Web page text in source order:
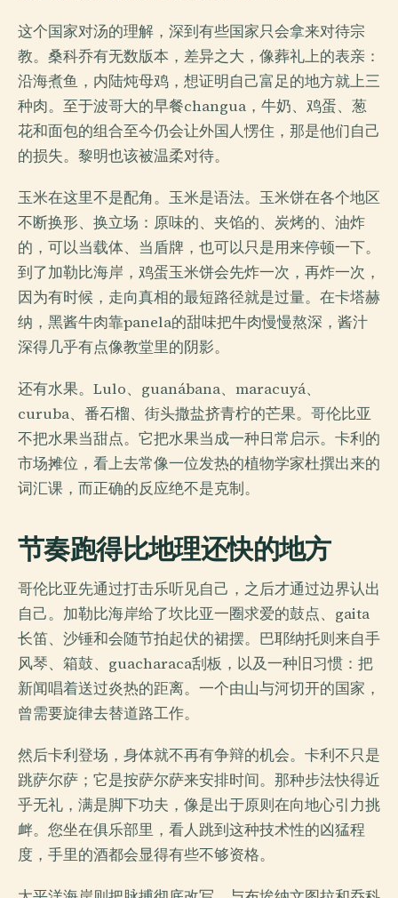
这个国家对汤的理解，深到有些国家只会拿来对待宗
教。桑科乔有无数版本，差异之大，像葬礼上的表亲：
沿海煮鱼，内陆炖母鸡，想证明自己富足的地方就上三
种肉。至于波哥大的早餐changua，牛奶、鸡蛋、葱
花和面包的组合至今仍会让外国人愣住，那是他们自己
的损失。黎明也该被温柔对待。
玉米在这里不是配角。玉米是语法。玉米饼在各个地区
不断换形、换立场：原味的、夹馅的、炭烤的、油炸
的，可以当载体、当盾牌，也可以只是用来停顿一下。
到了加勒比海岸，鸡蛋玉米饼会先炸一次，再炸一次，
因为有时候，走向真相的最短路径就是过量。在卡塔赫
纳，黑酱牛肉靠panela的甜味把牛肉慢慢熬深，酱汁
深得几乎有点像教堂里的阴影。
还有水果。Lulo、guanábana、maracuyá、
curuba、番石榴、街头撒盐挤青柠的芒果。哥伦比亚
不把水果当甜点。它把水果当成一种日常启示。卡利的
市场摊位，看上去常像一位发热的植物学家杜撰出来的
词汇课，而正确的反应绝不是克制。
节奏跑得比地理还快的地方
哥伦比亚先通过打击乐听见自己，之后才通过边界认出
自己。加勒比海岸给了坎比亚一圈求爱的鼓点、gaita
长笛、沙锤和会随节拍起伏的裙摆。巴耶纳托则来自手
风琴、箱鼓、guacharaca刮板，以及一种旧习惯：把
新闻唱着送过炎热的距离。一个由山与河切开的国家，
曾需要旋律去替道路工作。
然后卡利登场，身体就不再有争辩的机会。卡利不只是
跳萨尔萨；它是按萨尔萨来安排时间。那种步法快得近
乎无礼，满是脚下功夫，像是出于原则在向地心引力挑
衅。您坐在俱乐部里，看人跳到这种技术性的凶猛程
度，手里的酒都会显得有些不够资格。